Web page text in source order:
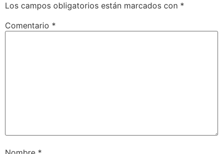
Los campos obligatorios están marcados con *
Comentario *